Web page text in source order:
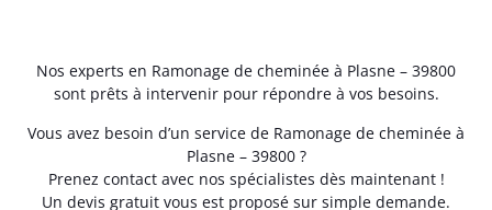
Nos experts en Ramonage de cheminée à Plasne – 39800
sont prêts à intervenir pour répondre à vos besoins.
Vous avez besoin d’un service de Ramonage de cheminée à
Plasne – 39800 ?
Prenez contact avec nos spécialistes dès maintenant !
Un devis gratuit vous est proposé sur simple demande.